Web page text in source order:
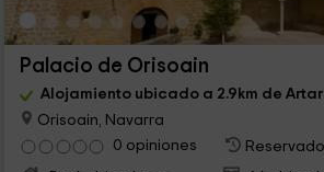
Palacio de Orisoain
Alojamiento ubicado a 2.9km de
Orisoain, Navarra
0 opiniones